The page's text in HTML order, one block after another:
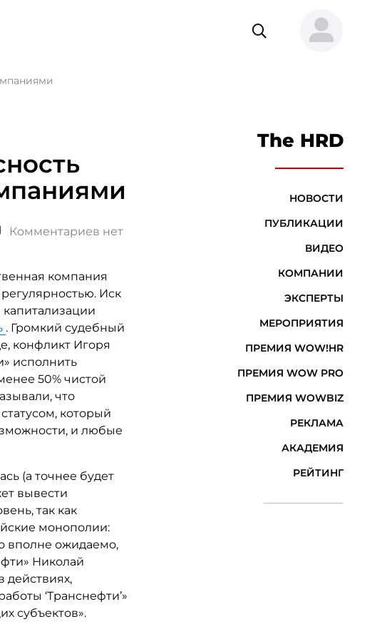
Комментариев нет
компания
Иск
. Громкий судебный
конфликт Игоря
исполнить
50% чистой
что
который
и любые
(а точнее будет
вывести
так как
монополии:
вполне ожидаемо,
Николай
действиях,
‘Транснефти’»
субъектов».
The HRD
НОВОСТИ
ПУБЛИКАЦИИ
ВИДЕО
КОМПАНИИ
ЭКСПЕРТЫ
МЕРОПРИЯТИЯ
ПРЕМИЯ WOW!HR
ПРЕМИЯ WOW PRO
ПРЕМИЯ WOWBIZ
РЕКЛАМА
АКАДЕМИЯ
РЕЙТИНГ